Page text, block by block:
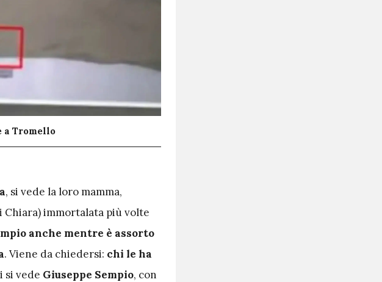
Tromello
, si vede la loro mamma,
Chiara) immortalata più volte
anche mentre è assorto
. Viene da chiedersi: chi le ha
si vede Giuseppe Sempio, con